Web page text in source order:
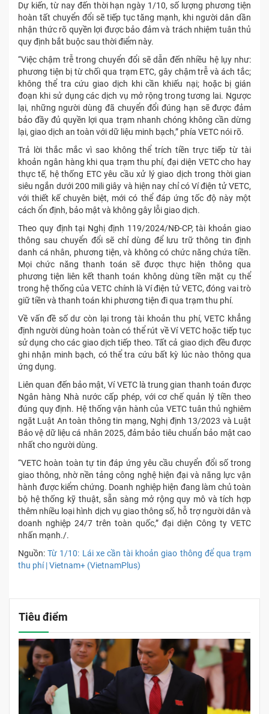
Dự kiến, từ nay đến thời hạn ngày 1/10, số lượng phương tiện
hoàn tất chuyển đổi sẽ tiếp tục tăng mạnh, khi người dân dần
nhận thức rõ quyền lợi được bảo đảm và trách nhiệm tuân thủ
quy định bắt buộc sau thời điểm này.
“Việc chậm trễ trong chuyển đổi sẽ dẫn đến nhiều hệ lụy như:
phương tiện bị từ chối qua trạm ETC, gây chậm trễ và ách tắc;
không thể tra cứu giao dịch khi cần khiếu nại; hoặc bị gián
đoạn khi sử dụng các dịch vụ mở rộng trong tương lai. Ngược
lại, những người dùng đã chuyển đổi đúng hạn sẽ được đảm
bảo đầy đủ quyền lợi qua trạm nhanh chóng không cần dừng
lại, giao dịch an toàn với dữ liệu minh bạch,” phía VETC nói rõ.
Trả lời thắc mắc vì sao không thể trích tiền trực tiếp từ tài
khoản ngân hàng khi qua trạm thu phí, đại diện VETC cho hay
thực tế, hệ thống ETC yêu cầu xử lý giao dịch trong thời gian
siêu ngắn dưới 200 mili giây và hiện nay chỉ có Ví điện tử VETC,
với thiết kế chuyên biệt, mới có thể đáp ứng tốc độ này một
cách ổn định, bảo mật và không gây lỗi giao dịch.
Theo quy định tại Nghị định 119/2024/NĐ-CP, tài khoản giao
thông sau chuyển đổi sẽ chỉ dùng để lưu trữ thông tin định
danh cá nhân, phương tiện, và không có chức năng chứa tiền.
Mọi chức năng thanh toán sẽ được thực hiện thông qua
phương tiện liên kết thanh toán không dùng tiền mặt cụ thể
trong hệ thống của VETC chính là Ví điện tử VETC, đóng vai trò
giữ tiền và thanh toán khi phương tiện đi qua trạm thu phí.
Về vấn đề số dư còn lại trong tài khoản thu phí, VETC khẳng
định người dùng hoàn toàn có thể rút về Ví VETC hoặc tiếp tục
sử dụng cho các giao dịch tiếp theo. Tất cả giao dịch đều được
ghi nhận minh bạch, có thể tra cứu bất kỳ lúc nào thông qua
ứng dụng.
Liên quan đến bảo mật, Ví VETC là trung gian thanh toán được
Ngân hàng Nhà nước cấp phép, với cơ chế quản lý tiền theo
đúng quy định. Hệ thống vận hành của VETC tuân thủ nghiêm
ngặt Luật An toàn thông tin mạng, Nghị định 13/2023 và Luật
Bảo vệ dữ liệu cá nhân 2025, đảm bảo tiêu chuẩn bảo mật cao
nhất cho người dùng.
“VETC hoàn toàn tự tin đáp ứng yêu cầu chuyển đổi số trong
giao thông, nhờ nền tảng công nghệ hiện đại và năng lực vận
hành được kiểm chứng. Doanh nghiệp hiện đang làm chủ toàn
bộ hệ thống kỹ thuật, sẵn sàng mở rộng quy mô và tích hợp
thêm nhiều loại hình dịch vụ giao thông số, hỗ trợ người dân và
doanh nghiệp 24/7 trên toàn quốc,” đại diện Công ty VETC
nhấn mạnh./.
Nguồn:Từ 1/10: Lái xe cần tài khoản giao thông để qua trạm
thu phí | Vietnam+ (VietnamPlus)
Tiêu điểm